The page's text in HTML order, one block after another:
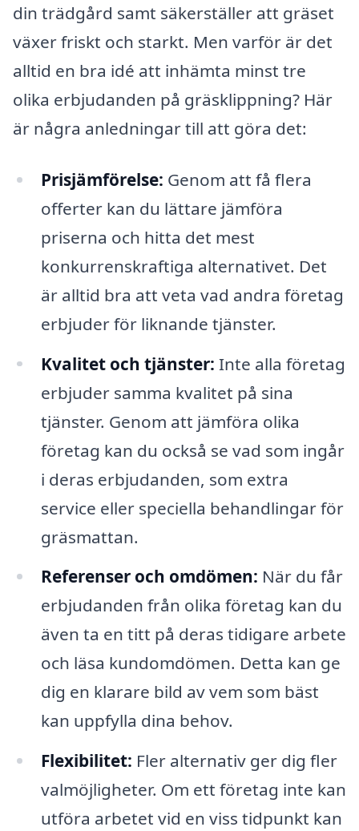
din trädgård samt säkerställer att gräset
växer friskt och starkt. Men varför är det
alltid en bra idé att inhämta minst tre
olika erbjudanden på gräsklippning? Här
är några anledningar till att göra det:
Prisjämförelse: Genom att få flera
offerter kan du lättare jämföra
priserna och hitta det mest
konkurrenskraftiga alternativet. Det
är alltid bra att veta vad andra företag
erbjuder för liknande tjänster.
Kvalitet och tjänster: Inte alla företag
erbjuder samma kvalitet på sina
tjänster. Genom att jämföra olika
företag kan du också se vad som ingår
i deras erbjudanden, som extra
service eller speciella behandlingar för
gräsmattan.
Referenser och omdömen: När du får
erbjudanden från olika företag kan du
även ta en titt på deras tidigare arbete
och läsa kundomdömen. Detta kan ge
dig en klarare bild av vem som bäst
kan uppfylla dina behov.
Flexibilitet: Fler alternativ ger dig fler
valmöjligheter. Om ett företag inte kan
utföra arbetet vid en viss tidpunkt kan